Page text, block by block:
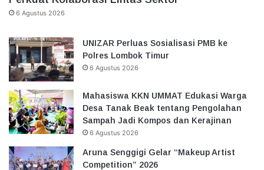
6 Agustus 2026
UNIZAR Perluas Sosialisasi PMB ke
Polres Lombok Timur
6 Agustus 2026
Mahasiswa KKN UMMAT Edukasi Warga
Desa Tanak Beak tentang Pengolahan
Sampah Jadi Kompos dan Kerajinan
6 Agustus 2026
Aruna Senggigi Gelar “Makeup Artist
Competition” 2026